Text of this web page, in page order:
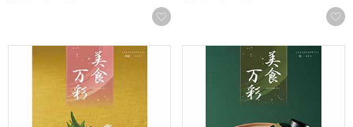
お気に入りに登録する
美食万彩 薄紅(うすべに)【カタログギフト】【贈りものカタ
美食万彩 霞(かすみ)【カタ